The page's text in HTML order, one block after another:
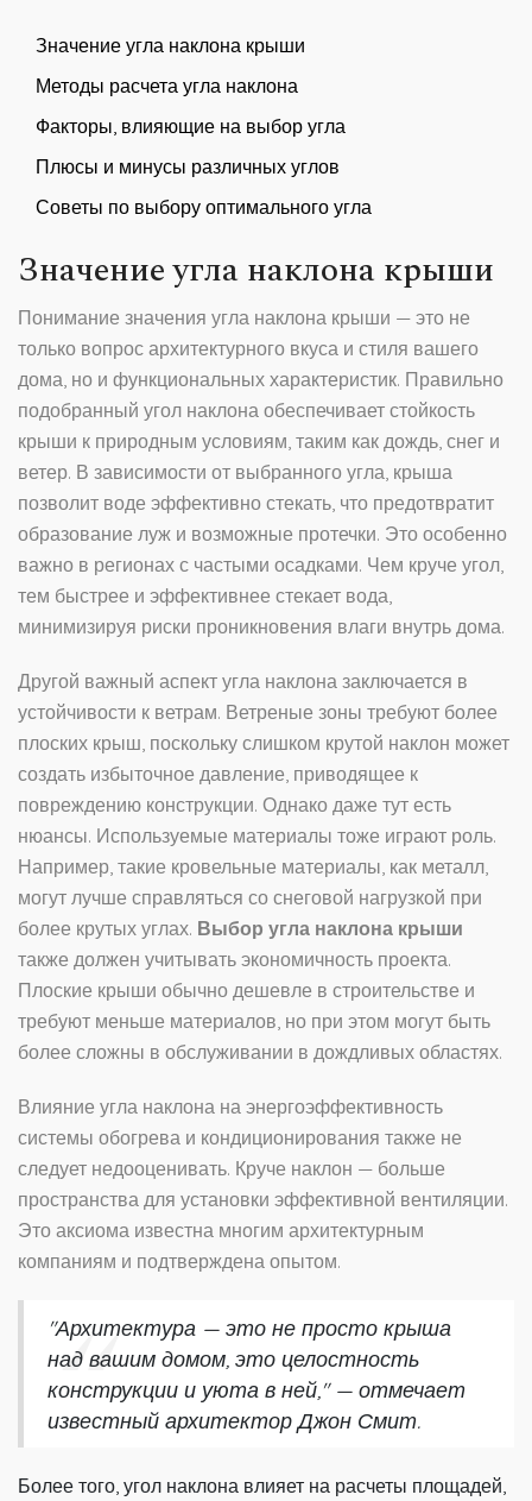
Значение угла наклона крыши
Методы расчета угла наклона
Факторы, влияющие на выбор угла
Плюсы и минусы различных углов
Советы по выбору оптимального угла
Значение угла наклона крыши
Понимание значения угла наклона крыши — это не
только вопрос архитектурного вкуса и стиля вашего
дома, но и функциональных характеристик. Правильно
подобранный угол наклона обеспечивает стойкость
крыши к природным условиям, таким как дождь, снег и
ветер. В зависимости от выбранного угла, крыша
позволит воде эффективно стекать, что предотвратит
образование луж и возможные протечки. Это особенно
важно в регионах с частыми осадками. Чем круче угол,
тем быстрее и эффективнее стекает вода,
минимизируя риски проникновения влаги внутрь дома.
Другой важный аспект угла наклона заключается в
устойчивости к ветрам. Ветреные зоны требуют более
плоских крыш, поскольку слишком крутой наклон может
создать избыточное давление, приводящее к
повреждению конструкции. Однако даже тут есть
нюансы. Используемые материалы тоже играют роль.
Например, такие кровельные материалы, как металл,
могут лучше справляться со снеговой нагрузкой при
более крутых углах. Выбор угла наклона крыши
также должен учитывать экономичность проекта.
Плоские крыши обычно дешевле в строительстве и
требуют меньше материалов, но при этом могут быть
более сложны в обслуживании в дождливых областях.
Влияние угла наклона на энергоэффективность
системы обогрева и кондиционирования также не
следует недооценивать. Круче наклон — больше
пространства для установки эффективной вентиляции.
Это аксиома известна многим архитектурным
компаниям и подтверждена опытом.
"Архитектура — это не просто крыша
над вашим домом, это целостность
конструкции и уюта в ней," — отмечает
известный архитектор Джон Смит.
Более того, угол наклона влияет на расчеты площадей,